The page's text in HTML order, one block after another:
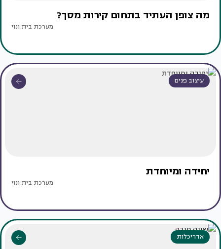
מה צופן העתיד בתחום קירות מסך?
מערכת בית ונוי
עיצוב פנים
יחידה ומיוחדת
מערכת בית ונוי
אדריכלות